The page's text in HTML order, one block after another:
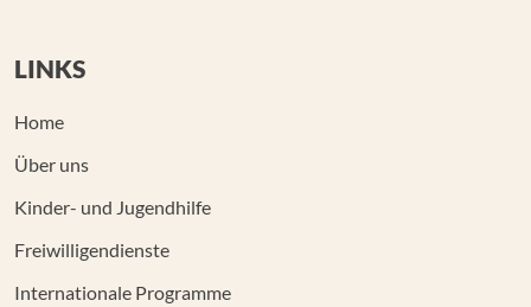
LINKS
Home
Über uns
Kinder- und Jugendhilfe
Freiwilligendienste
Internationale Programme